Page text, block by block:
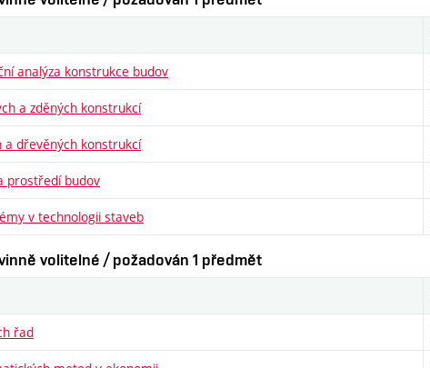
analýza konstrukce budov
a zděných konstrukcí
a dřevěných konstrukcí
prostředí budov
v technologii staveb
volitelné / požadován 1 předmět
řad